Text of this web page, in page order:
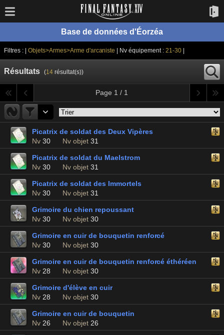
Base de données d'Éorzéa
Filtres : | Objets>Armes>Arme d'arcaniste | Nv équipement :21-30
Résultats (14résultat(s))
Page 1 / 1
Picatrix de soldat des Deux Vipères
Nv 30 Nv objet 31
Picatrix de soldat du Maelstrom
Nv 30 Nv objet 31
Picatrix de soldat des Immortels
Nv 30 Nv objet 31
Grimoire du chien repoussant
Nv 30 Nv objet 30
Grimoire en cuir de bouquetin renforcé
Nv 30 Nv objet 30
Grimoire en cuir de bouquetin renforcé éthéréen
Nv 28 Nv objet 30
Grimoire d'élève en cuir
Nv 28 Nv objet 30
Grimoire en cuir de bouquetin
Nv 26 Nv objet 26